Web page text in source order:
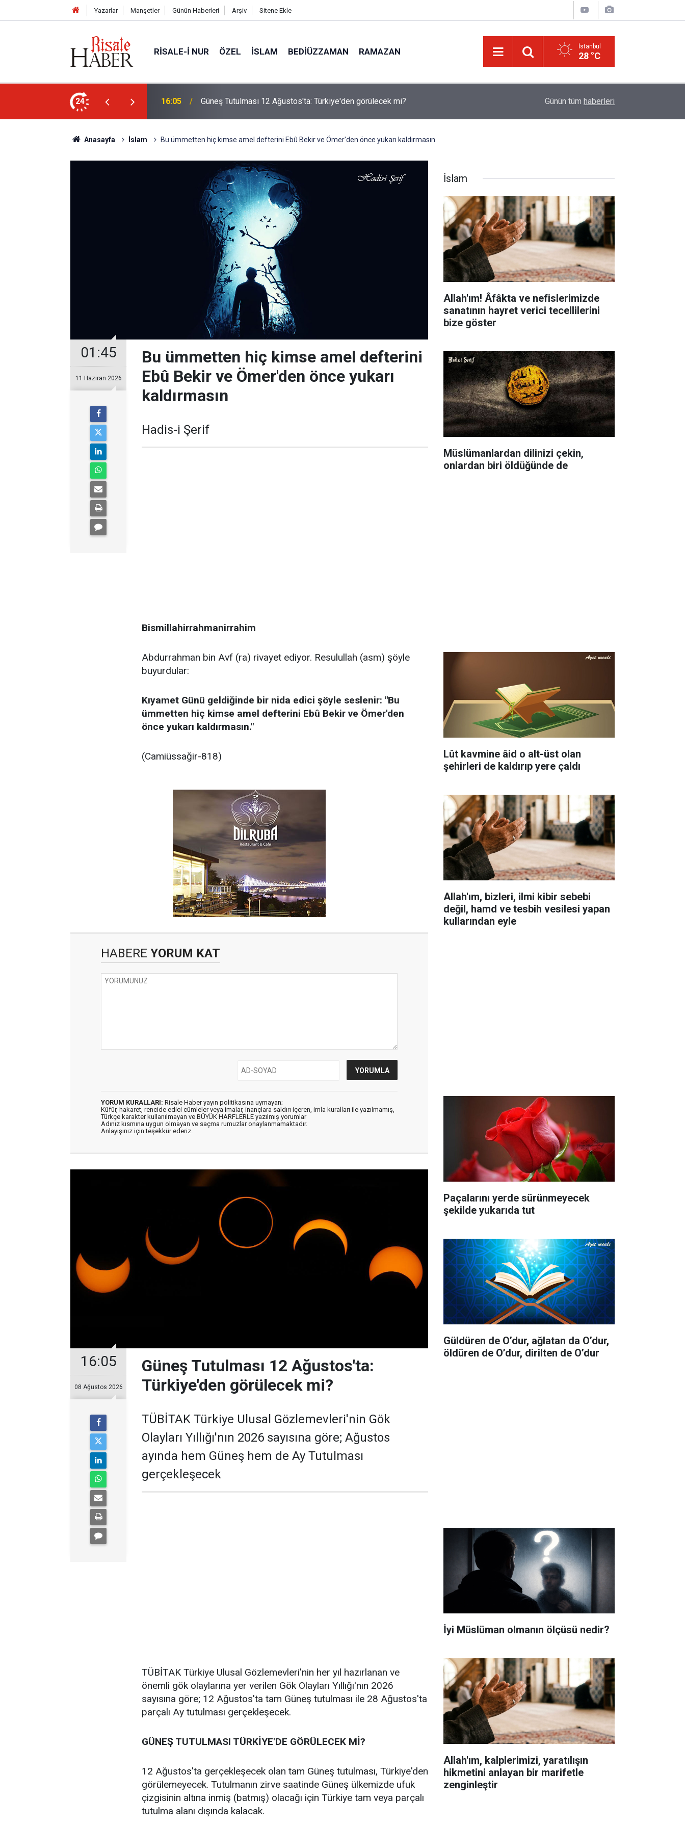
Yazarlar Manşetler Günün Haberleri Arşiv Sitene Ekle
RISALE-I NUR ÖZEL İSLAM BEDIÜZZAMAN RAMAZAN İstanbul
28 °C
24
geçirdiğini söyleyebilir miydik? 16:05 Güneş Tutulması 12 Ağustos'ta: Türkiye'den görülecek mi? Risale-i Nur'u kendine oku kendine, başkasına
Günün tüm haberleri
Anasayfa İslam Bu ümmetten hiç kimse amel defterini Ebû Bekir ve Ömer'den önce yukarı kaldırmasın
01:45
11 Haziran 2026
Bu ümmetten hiç kimse amel defterini
Ebû Bekir ve Ömer'den önce yukarı
kaldırmasın
Hadis-i Şerif
Bismillahirrahmanirrahim
Abdurrahman bin Avf (ra) rivayet ediyor. Resulullah (asm) şöyle
buyurdular:
Kıyamet Günü geldiğinde bir nida edici şöyle seslenir: "Bu
ümmetten hiç kimse amel defterini Ebû Bekir ve Ömer'den
önce yukarı kaldırmasın."
(Camiüssağir-818)
HABERE YORUM KAT
YORUM KURALLARI: Risale Haber yayın politikasına uymayan;
Küfür, hakaret, rencide edici cümleler veya imalar, inançlara saldırı içeren, imla kuralları ile yazılmamış,
Türkçe karakter kullanılmayan ve BÜYÜK HARFLERLE yazılmış yorumlar
Adınız kısmına uygun olmayan ve saçma rumuzlar onaylanmamaktadır.
Anlayışınız için teşekkür ederiz.
16:05
08 Ağustos 2026
Güneş Tutulması 12 Ağustos'ta:
Türkiye'den görülecek mi?
TÜBİTAK Türkiye Ulusal Gözlemevleri'nin Gök
Olayları Yıllığı'nın 2026 sayısına göre; Ağustos
ayında hem Güneş hem de Ay Tutulması
gerçekleşecek
TÜBİTAK Türkiye Ulusal Gözlemevleri'nin her yıl hazırlanan ve
önemli gök olaylarına yer verilen Gök Olayları Yıllığı'nın 2026
sayısına göre; 12 Ağustos'ta tam Güneş tutulması ile 28 Ağustos'ta
parçalı Ay tutulması gerçekleşecek.
GÜNEŞ TUTULMASI TÜRKİYE'DE GÖRÜLECEK Mİ?
12 Ağustos'ta gerçekleşecek olan tam Güneş tutulması, Türkiye'den
görülemeyecek. Tutulmanın zirve saatinde Güneş ülkemizde ufuk
çizgisinin altına inmiş (batmış) olacağı için Türkiye tam veya parçalı
tutulma alanı dışında kalacak.
İslam
Allah'ım! Âfâkta ve nefislerimizde
sanatının hayret verici tecellilerini
bize göster
Müslümanlardan dilinizi çekin,
onlardan biri öldüğünde de
Lût kavmine âid o alt-üst olan
şehirleri de kaldırıp yere çaldı
Allah'ım, bizleri, ilmi kibir sebebi
değil, hamd ve tesbih vesilesi yapan
kullarından eyle
Paçalarını yerde sürünmeyecek
şekilde yukarıda tut
Güldüren de O’dur, ağlatan da O’dur,
öldüren de O’dur, dirilten de O’dur
İyi Müslüman olmanın ölçüsü nedir?
Allah'ım, kalplerimizi, yaratılışın
hikmetini anlayan bir marifetle
zenginleştir